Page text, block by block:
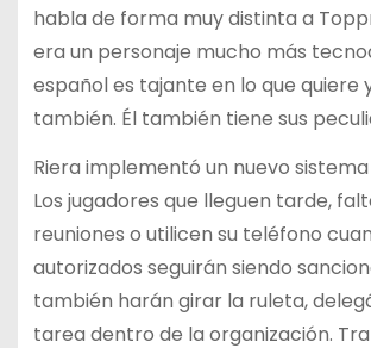
habla de forma muy distinta a
era un personaje mucho más
español es tajante en lo que quiere
también. Él también tiene sus
Riera implementó un nuevo
Los jugadores que lleguen tarde,
reuniones o utilicen su teléfono
autorizados seguirán siendo
también harán girar la ruleta,
tarea dentro de la organización.